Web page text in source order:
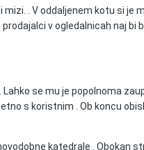
. V oddaljenem kotu si je
v ogledalnicah naj
se mu je popolnoma
s koristnim . Ob koncu
katedrale . Obokan